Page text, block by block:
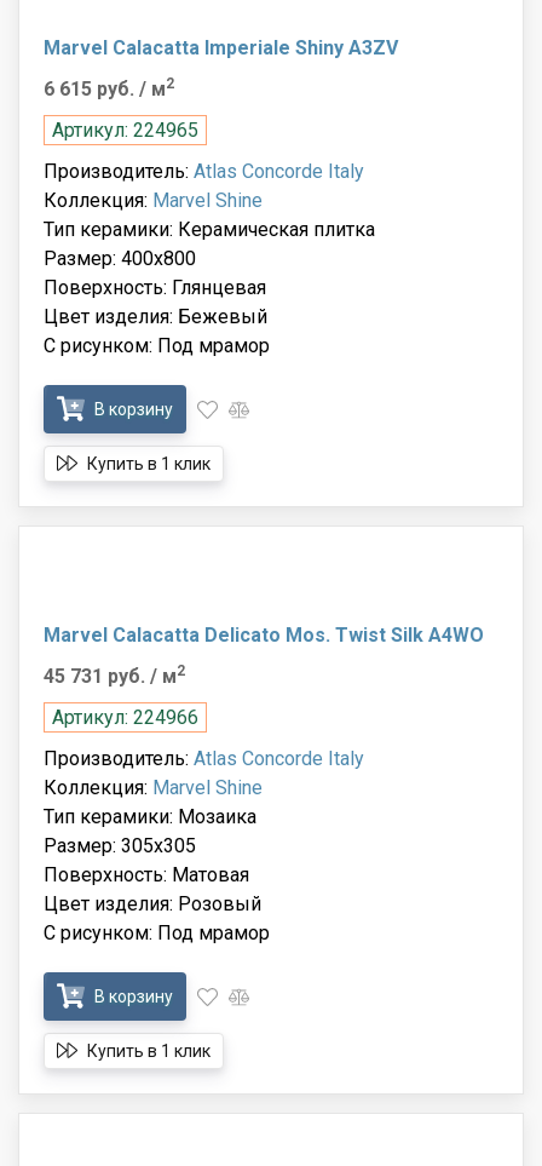
Marvel Calacatta Imperiale Shiny A3ZV
6 615 руб. / м2
Артикул: 224965
Производитель: Atlas Concorde Italy
Коллекция: Marvel Shine
Тип керамики: Керамическая плитка
Размер: 400x800
Поверхность: Глянцевая
Цвет изделия: Бежевый
С рисунком: Под мрамор
В корзину
Купить в 1 клик
Marvel Calacatta Delicato Mos. Twist Silk A4WO
45 731 руб. / м2
Артикул: 224966
Производитель: Atlas Concorde Italy
Коллекция: Marvel Shine
Тип керамики: Мозаика
Размер: 305x305
Поверхность: Матовая
Цвет изделия: Розовый
С рисунком: Под мрамор
В корзину
Купить в 1 клик